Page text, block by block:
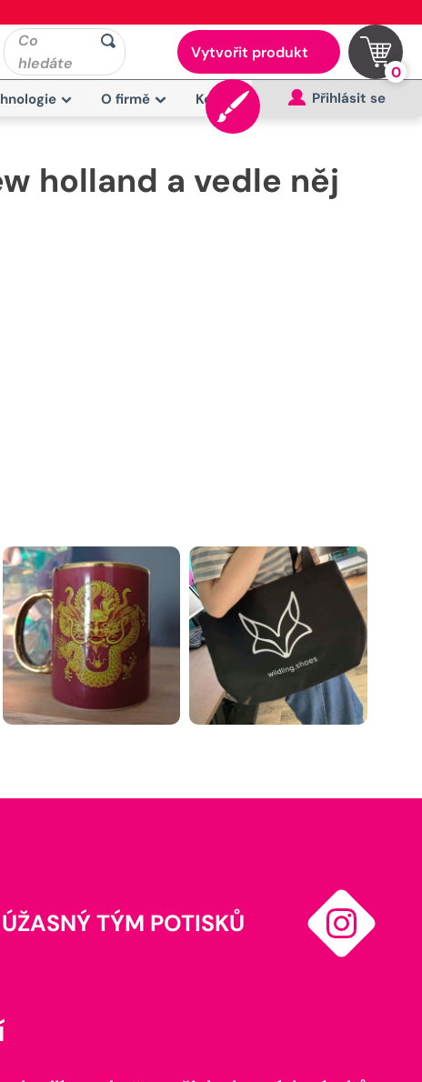
Co
hledáte
Vytvořit produkt
0
O firmě Kontakt Přihlásit se
holland a vedle něj
ÚŽASNÝ TÝM POTISKŮ